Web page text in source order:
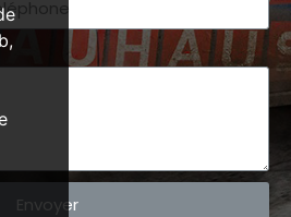
,
Envoyer